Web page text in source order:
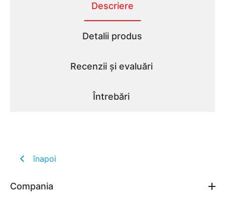
Descriere
Detalii produs
Recenzii și evaluări
Întrebări
înapoi
Compania